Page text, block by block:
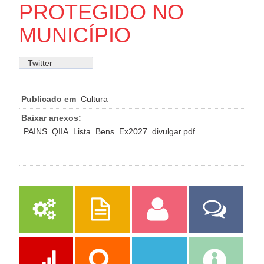
PROTEGIDO NO
MUNICÍPIO
Twitter
Publicado em Cultura
Baixar anexos:
PAINS_QIIA_Lista_Bens_Ex2027_divulgar.pdf
Serviços Publicações Servidor
Fale Com a
Prefeitura